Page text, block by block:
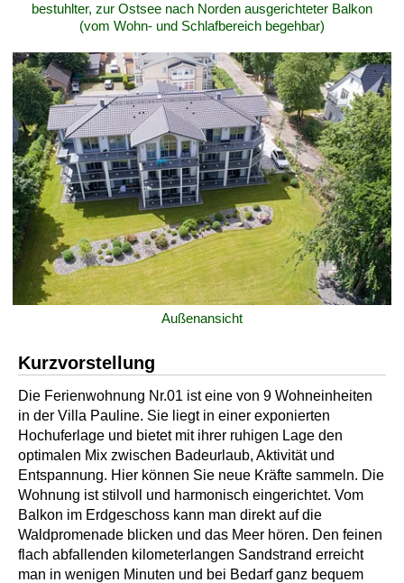
bestuhlter, zur Ostsee nach Norden ausgerichteter Balkon
(vom Wohn- und Schlafbereich begehbar)
Außenansicht
Kurzvorstellung
Die Ferienwohnung Nr.01 ist eine von 9 Wohneinheiten
in der Villa Pauline. Sie liegt in einer exponierten
Hochuferlage und bietet mit ihrer ruhigen Lage den
optimalen Mix zwischen Badeurlaub, Aktivität und
Entspannung. Hier können Sie neue Kräfte sammeln. Die
Wohnung ist stilvoll und harmonisch eingerichtet. Vom
Balkon im Erdgeschoss kann man direkt auf die
Waldpromenade blicken und das Meer hören. Den feinen
flach abfallenden kilometerlangen Sandstrand erreicht
man in wenigen Minuten und bei Bedarf ganz bequem